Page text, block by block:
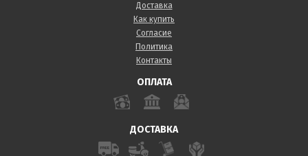
Доставка
Как купить
Согласие
Политика
Контакты
ОПЛАТА
ДОСТАВКА